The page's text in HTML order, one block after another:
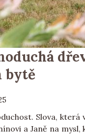
bytě
Slova,
a Janě na mysl,